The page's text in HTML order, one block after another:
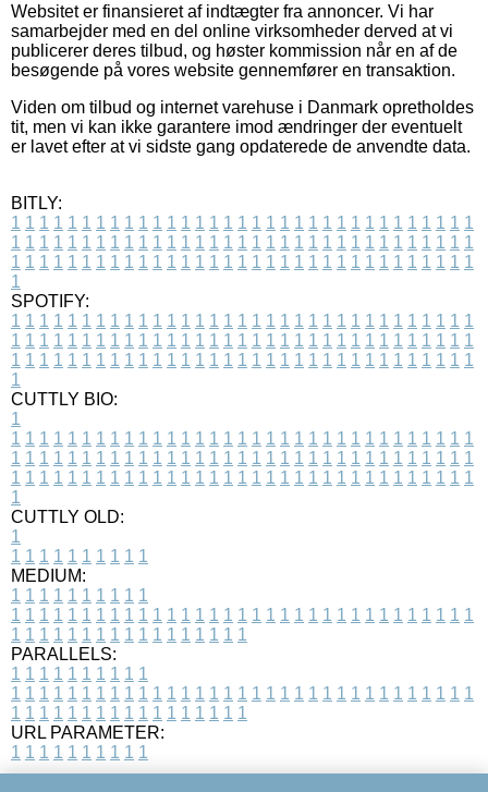
Websitet er finansieret af indtægter fra annoncer. Vi har
samarbejder med en del online virksomheder derved at vi
publicerer deres tilbud, og høster kommission når en af de
besøgende på vores website gennemfører en transaktion.
Viden om tilbud og internet varehuse i Danmark opretholdes
tit, men vi kan ikke garantere imod ændringer der eventuelt
er lavet efter at vi sidste gang opdaterede de anvendte data.
BITLY:
1 1 1 1 1 1 1 1 1 1 1 1 1 1 1 1 1 1 1 1 1 1 1 1 1 1 1 1 1 1 1 1 1
1 1 1 1 1 1 1 1 1 1 1 1 1 1 1 1 1 1 1 1 1 1 1 1 1 1 1 1 1 1 1 1 1
1 1 1 1 1 1 1 1 1 1 1 1 1 1 1 1 1 1 1 1 1 1 1 1 1 1 1 1 1 1 1 1 1
1
SPOTIFY:
1 1 1 1 1 1 1 1 1 1 1 1 1 1 1 1 1 1 1 1 1 1 1 1 1 1 1 1 1 1 1 1 1
1 1 1 1 1 1 1 1 1 1 1 1 1 1 1 1 1 1 1 1 1 1 1 1 1 1 1 1 1 1 1 1 1
1 1 1 1 1 1 1 1 1 1 1 1 1 1 1 1 1 1 1 1 1 1 1 1 1 1 1 1 1 1 1 1 1
1
CUTTLY BIO:
1
1 1 1 1 1 1 1 1 1 1 1 1 1 1 1 1 1 1 1 1 1 1 1 1 1 1 1 1 1 1 1 1 1
1 1 1 1 1 1 1 1 1 1 1 1 1 1 1 1 1 1 1 1 1 1 1 1 1 1 1 1 1 1 1 1 1
1 1 1 1 1 1 1 1 1 1 1 1 1 1 1 1 1 1 1 1 1 1 1 1 1 1 1 1 1 1 1 1 1
1
CUTTLY OLD:
1
1 1 1 1 1 1 1 1 1 1
MEDIUM:
1 1 1 1 1 1 1 1 1 1
1 1 1 1 1 1 1 1 1 1 1 1 1 1 1 1 1 1 1 1 1 1 1 1 1 1 1 1 1 1 1 1 1
1 1 1 1 1 1 1 1 1 1 1 1 1 1 1 1 1
PARALLELS:
1 1 1 1 1 1 1 1 1 1
1 1 1 1 1 1 1 1 1 1 1 1 1 1 1 1 1 1 1 1 1 1 1 1 1 1 1 1 1 1 1 1 1
1 1 1 1 1 1 1 1 1 1 1 1 1 1 1 1 1
URL PARAMETER:
1 1 1 1 1 1 1 1 1 1